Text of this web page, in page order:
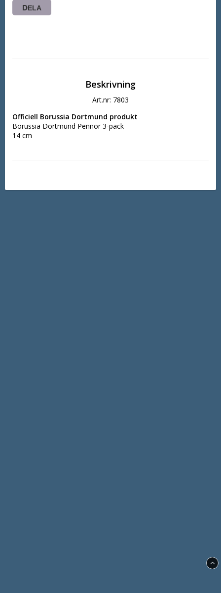
DELA
Beskrivning
Art.nr: 7803
Officiell Borussia Dortmund produkt
Borussia Dortmund Pennor 3-pack
14 cm